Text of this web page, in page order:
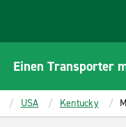
Einen Transporter
USA Kentucky